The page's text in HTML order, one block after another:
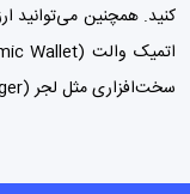
اتمیک والت (Atomic Wallet) ،
سخت‌افزاری مثل لجر (Ledger) و ترزور (Trezor) ذخیره کنید.